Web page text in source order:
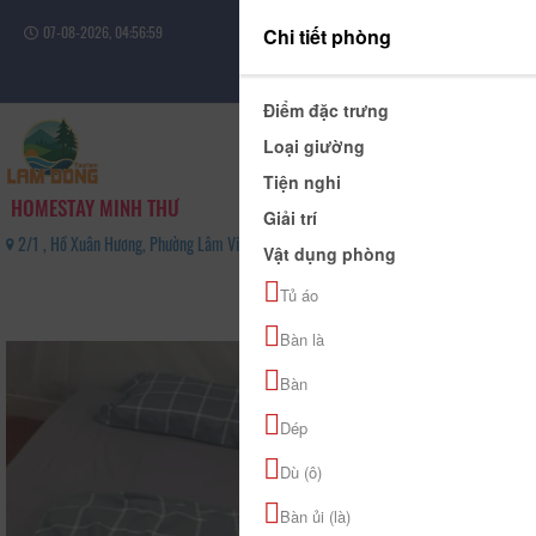
07-08-2026, 04:57:00
Đăng nhập
HOMESTAY MINH THƯ
2/1 , Hồ Xuân Hương, Phường Lâm Viên - Đà Lạt, Tỉnh Lâm Đồng - 0918006613
Chi tiết phòng
Điểm đặc trưng
Loại giường
Tiện nghi
Giải trí
Vật dụng phòng
Tủ áo
Bàn là
Bàn
Dép
Dù (ô)
Bàn ủi (là)